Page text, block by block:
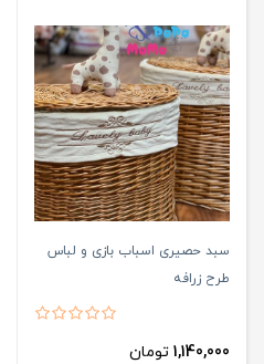
سبد حصیری اسباب بازی و لباس
طرح زرافه
1,140,000 تومان